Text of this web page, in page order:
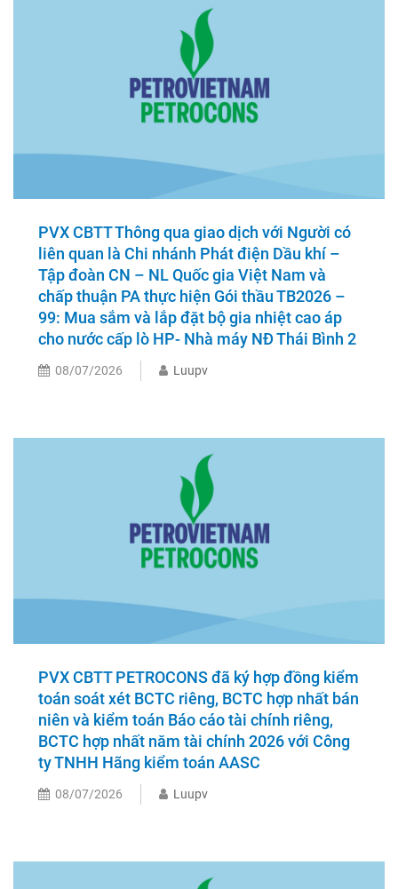
PVX CBTT Thông qua giao dịch với Người có
liên quan là Chi nhánh Phát điện Dầu khí –
Tập đoàn CN – NL Quốc gia Việt Nam và
chấp thuận PA thực hiện Gói thầu TB2026 –
99: Mua sắm và lắp đặt bộ gia nhiệt cao áp
cho nước cấp lò HP- Nhà máy NĐ Thái Bình 2
08/07/2026 Luupv
PVX CBTT PETROCONS đã ký hợp đồng kiểm
toán soát xét BCTC riêng, BCTC hợp nhất bán
niên và kiểm toán Báo cáo tài chính riêng,
BCTC hợp nhất năm tài chính 2026 với Công
ty TNHH Hãng kiểm toán AASC
08/07/2026 Luupv